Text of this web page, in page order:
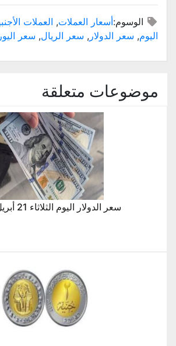
الوسوم:أسعار العملات, العملات
اليوم, سعر الدولار , سعر الريال, سعر
موضوعات متعلقة
سعر الدولار اليوم الثلاثاء 21 أبريل 2026